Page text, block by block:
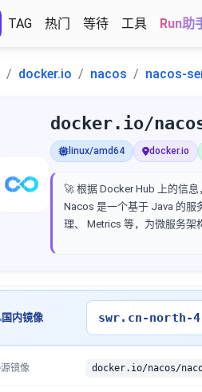
TAG 热门 等待 工具 Run助
docker.io nacos nacos-
docker.io/
linux/amd64 docker.io
🚀 根据 Docker Hub 上的信息
Nacos 是一个基于 Java 的服
理、 Metrics 等，为微服务架
国内镜像 swr.cn-north-
源镜像 docker.io/nacos/